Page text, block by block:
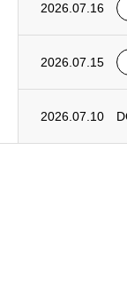
2026.07.16
2026.07.15
2026.07.10